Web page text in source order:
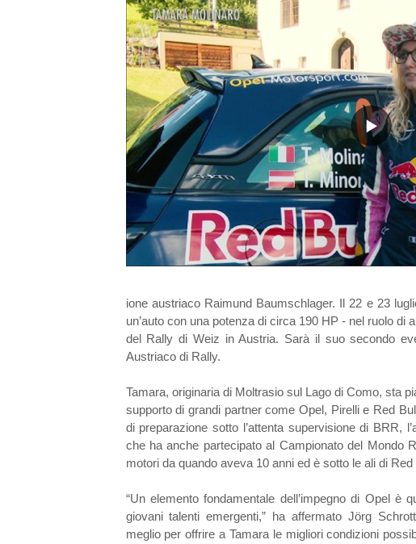
ione austriaco Raimund Baumschlager. Il 22 e 23
un’auto con una potenza di circa 190 HP - nel ruolo di
del Rally di Weiz in Austria. Sarà il suo secondo
Austriaco di Rally.
Tamara, originaria di Moltrasio sul Lago di Como, sta
supporto di grandi partner come Opel, Pirelli e Red
di preparazione sotto l’attenta supervisione di BRR,
che ha anche partecipato al Campionato del Mondo
motori da quando aveva 10 anni ed è sotto le ali di
“Un elemento fondamentale dell’impegno di Opel
giovani talenti emergenti,” ha affermato Jörg
meglio per offrire a Tamara le migliori condizioni